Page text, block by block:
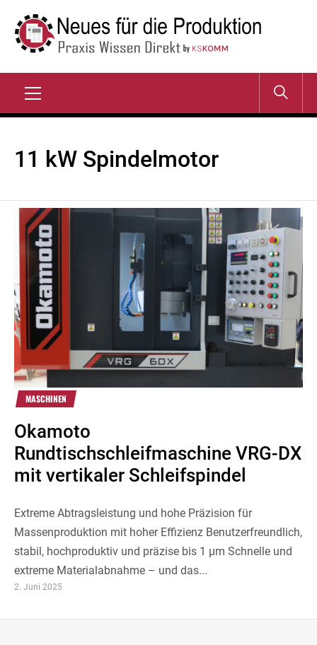
Inhalt
springen
NEUES FÜR DIE
PRODUKTION
11 kW Spindelmotor
MASCHINEN
Okamoto
Rundtischschleifmaschine VRG-DX
mit vertikaler Schleifspindel
Extreme Abtragsleistung und hohe Präzision für
Massenproduktion mit hoher Effizienz Benutzerfreundlich,
stabil, hochproduktiv und präzise bis 1 µm Schnelle und
extreme Materialabnahme – und das...
2. Juni 2025